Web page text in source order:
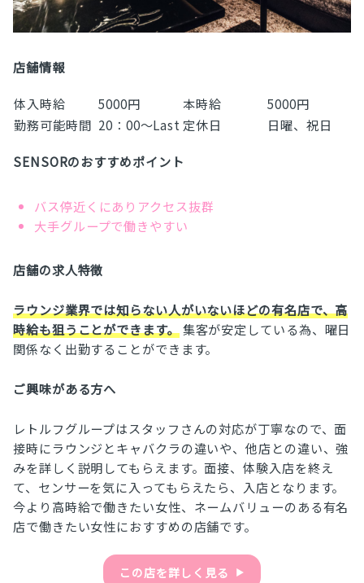
店舗情報
体入時給 5000円 本時給
5000円
勤務可能時間 20：00～Last 定休日 日曜、祝日
SENSORのおすすめポイント
バス停近くにありアクセス抜群
大手グループで働きやすい
店舗の求人特徴
ラウンジ業界では知らない人がいないほどの有名店で、高
時給も狙うことができます。集客が安定している為、曜日
関係なく出勤することができます。
ご興味がある方へ
レトルフグループはスタッフさんの対応が丁寧なので、面
接時にラウンジとキャバクラの違いや、他店との違い、強
みを詳しく説明してもらえます。面接、体験入店を終え
て、センサーを気に入ってもらえたら、入店となります。
今より高時給で働きたい女性、ネームバリューのある有名
店で働きたい女性におすすめの店舗です。
この店を詳しく見る ▶︎